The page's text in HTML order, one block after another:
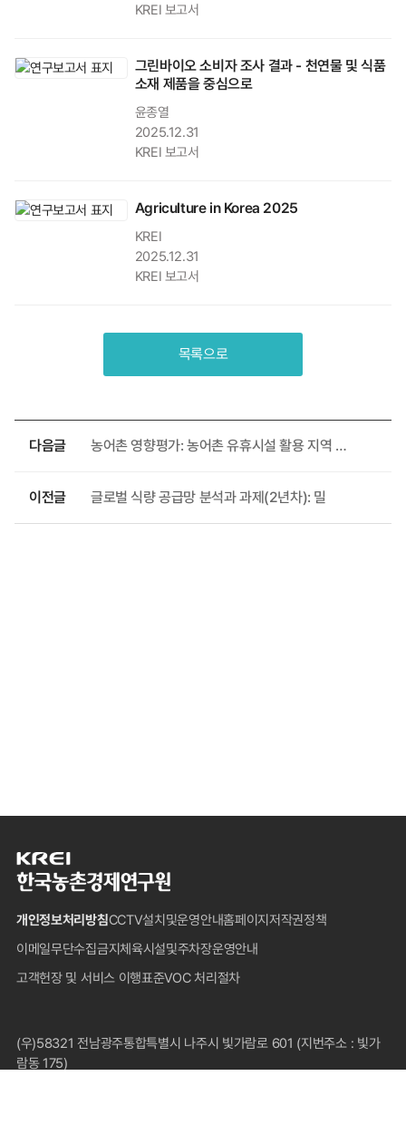
KREI 보고서
그린바이오 소비자 조사 결과 - 천연물 및 식품
소재 제품을 중심으로
윤종열
2025.12.31
KREI 보고서
Agriculture in Korea 2025
KREI
2025.12.31
KREI 보고서
목록으로
다음글 농어촌 영향평가: 농어촌 유휴시설 활용 지역 활성화
이전글 글로벌 식량 공급망 분석과 과제(2년차): 밀
한
국
촌
경
제
연
푸
터
개인정보처리방침CCTV설치및운영안내홈페이지저작권정책
이메일무단수집금지체육시설및주차장운영안내
고객헌장 및 서비스 이행표준VOC 처리절차
(우)58321 전남광주통합특별시 나주시 빛가람로 601 (지번주소 : 빛가
람동 175)